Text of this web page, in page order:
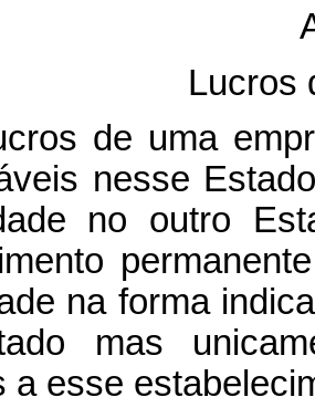
Lucros
de uma
nesse
no outro
na forma
mas
a esse